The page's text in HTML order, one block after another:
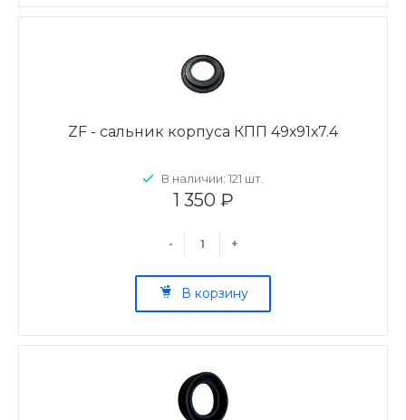
ZF - сальник корпуса КПП 49х91х7.4
В наличии: 121 шт.
1 350 ₽
- +
В корзину